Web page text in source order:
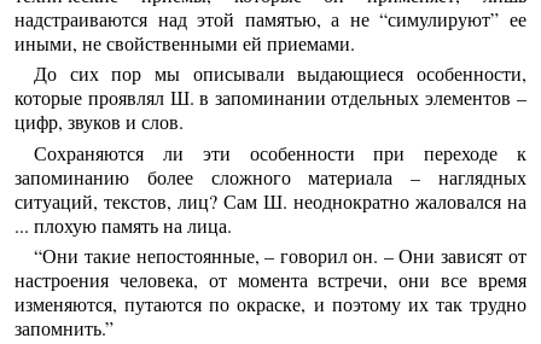
надстраиваются над этой памятью, а не “симулируют” ее
иными, не свойственными ей приемами.
До сих пор мы описывали выдающиеся особенности,
которые проявлял Ш. в запоминании отдельных элементов –
цифр, звуков и слов.
Сохраняются ли эти особенности при переходе к
запоминанию более сложного материала – наглядных
ситуаций, текстов, лиц? Сам Ш. неоднократно жаловался на
... плохую память на лица.
“Они такие непостоянные, – говорил он. – Они зависят от
настроения человека, от момента встречи, они все время
изменяются, путаются по окраске, и поэтому их так трудно
запомнить.”